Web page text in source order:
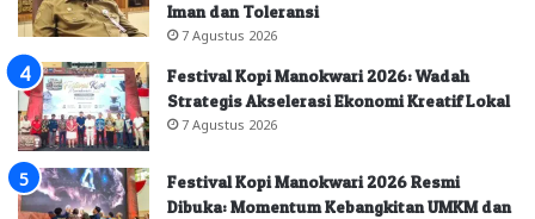
Iman dan Toleransi
7 Agustus 2026
Festival Kopi Manokwari 2026: Wadah
Strategis Akselerasi Ekonomi Kreatif Lokal
7 Agustus 2026
Festival Kopi Manokwari 2026 Resmi
Dibuka: Momentum Kebangkitan UMKM dan